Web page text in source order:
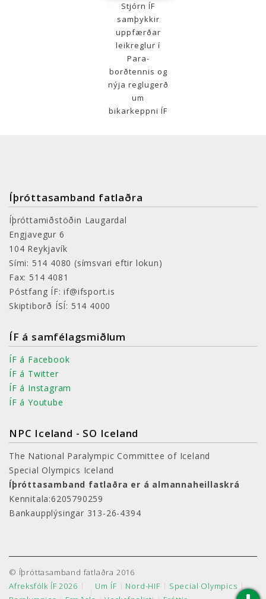
Stjórn ÍF
samþykkir
uppfærðar
leikreglur í
Para-
borðtennis og
nýja reglugerð
um
bikarkeppni ÍF
Íþróttasamband fatlaðra
Íþróttamiðstöðin Laugardal
Engjavegur 6
104 Reykjavík
Sími: 514 4080(símsvari eftir lokun)
Fax: 514 4081
Póstfang ÍF: if@ifsport.is
Skiptiborð ÍSÍ: 514 4000
ÍF á samfélagsmiðlum
ÍF á Facebook
ÍF á Twitter
ÍF á Instagram
ÍF á Youtube
NPC Iceland - SO Iceland
The National Paralympic Committee of Iceland
Special Olympics Iceland
Íþróttasamband fatlaðra er á almannaheillaskrá
Kennitala:6205790259
Bankaupplýsingar 313-26-4394
© Íþróttasamband fatlaðra 2016
Afreksfólk ÍF 2026
Um ÍF Nord-HIF
Special Olympics